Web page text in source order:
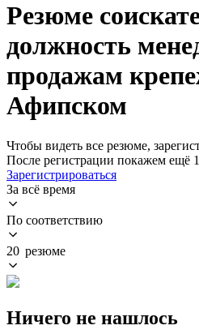
Резюме
должность
продажам
Афипском
Чтобы видеть все резюме,
После регистрации покажем ещё
Зарегистрироваться
За всё время
По соответствию
20 резюме
Ничего не нашлось